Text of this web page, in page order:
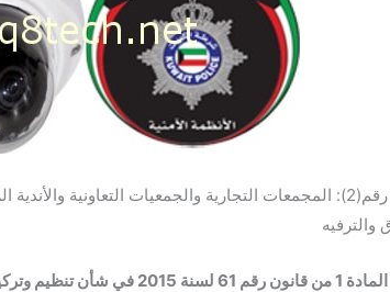
ملحق رقم(2): المجمعات التجارية والجمعيات التعاونية
والترفيه
تنظيم وتركيب كاميرات وأجهزة المراقبة